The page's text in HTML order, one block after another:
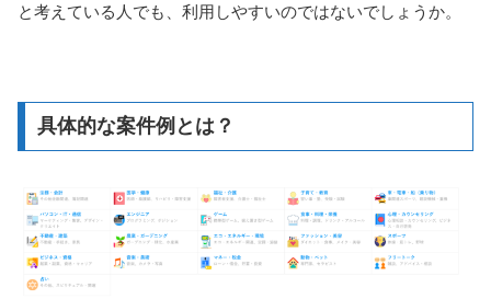
と考えている人でも、利用しやすいのではないでしょうか。
具体的な案件例とは？